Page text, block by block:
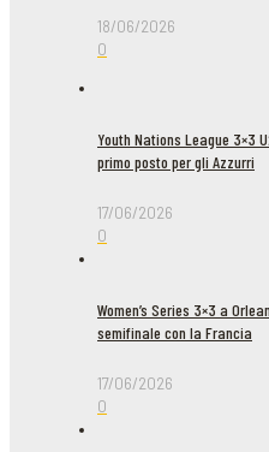
18/06/2026
0
Youth Nations League 3×3
primo posto per gli Azzurri
17/06/2026
0
Women’s Series 3×3 a
semifinale con la Francia
17/06/2026
0